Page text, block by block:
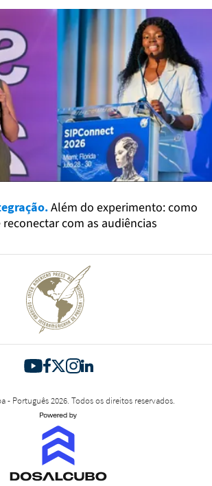
Além do experimento: como
reconectar com as audiências
- Português 2026. Todos os direitos reservados.